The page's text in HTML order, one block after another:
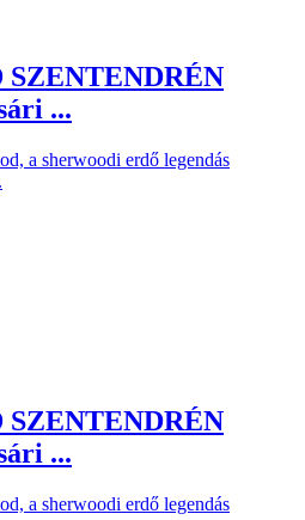
...
a sherwoodi erdő legendás
...
a sherwoodi erdő legendás